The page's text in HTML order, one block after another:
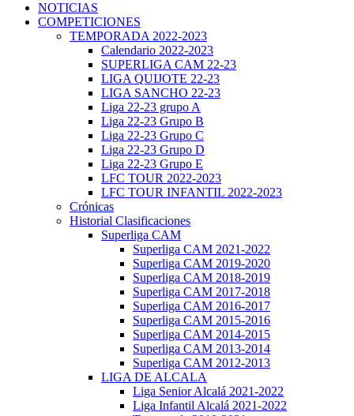
NOTICIAS
COMPETICIONES
TEMPORADA 2022-2023
Calendario 2022-2023
SUPERLIGA CAM 22-23
LIGA QUIJOTE 22-23
LIGA SANCHO 22-23
Liga 22-23 grupo A
Liga 22-23 Grupo B
Liga 22-23 Grupo C
Liga 22-23 Grupo D
Liga 22-23 Grupo E
LFC TOUR 2022-2023
LFC TOUR INFANTIL 2022-2023
Crónicas
Historial Clasificaciones
Superliga CAM
Superliga CAM 2021-2022
Superliga CAM 2019-2020
Superliga CAM 2018-2019
Superliga CAM 2017-2018
Superliga CAM 2016-2017
Superliga CAM 2015-2016
Superliga CAM 2014-2015
Superliga CAM 2013-2014
Superliga CAM 2012-2013
LIGA DE ALCALA
Liga Senior Alcalá 2021-2022
Liga Infantil Alcalá 2021-2022